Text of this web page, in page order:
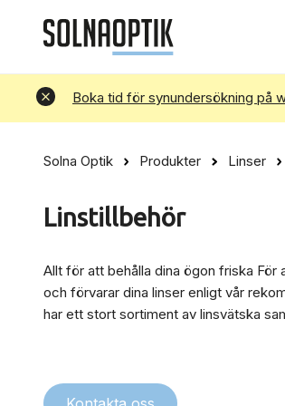
Boka tid för synundersökning på
Avvisa
Solna Optik Produkter Linser
Linstillbehör
Allt för att behålla dina ögon friska
och förvarar dina linser enligt vår
har ett stort sortiment av linsvätska